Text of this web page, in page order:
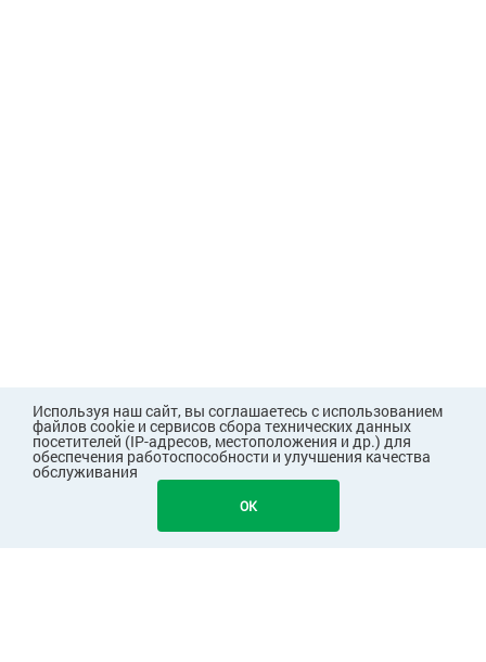
В КОРЗИНУ 453
Используя наш сайт, вы соглашаетесь с использованием
файлов cookie и сервисов сбора технических данных
посетителей (IP-адресов, местоположения и др.) для
обеспечения работоспособности и улучшения качества
обслуживания
OK